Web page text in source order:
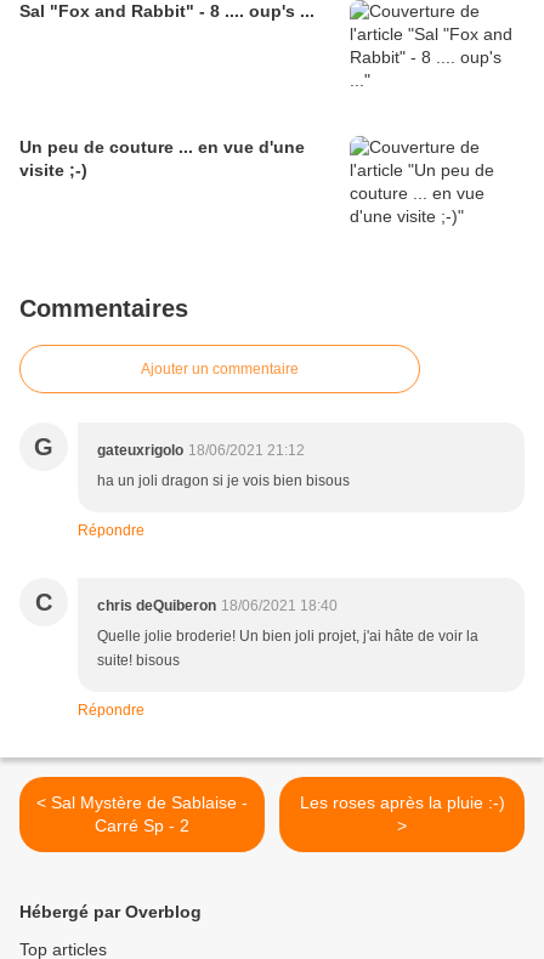
Sal "Fox and Rabbit" - 8 .... oup's ...
Un peu de couture ... en vue d'une
visite ;-)
Commentaires
Ajouter un commentaire
G gateuxrigolo 18/06/2021 21:12
ha un joli dragon si je vois bien bisous
Répondre
C chris deQuiberon 18/06/2021 18:40
Quelle jolie broderie! Un bien joli projet, j'ai hâte de voir la
suite! bisous
Répondre
< Sal Mystère de Sablaise -
Carré Sp - 2
Les roses après la pluie :-)
>
Hébergé par Overblog
Top articles